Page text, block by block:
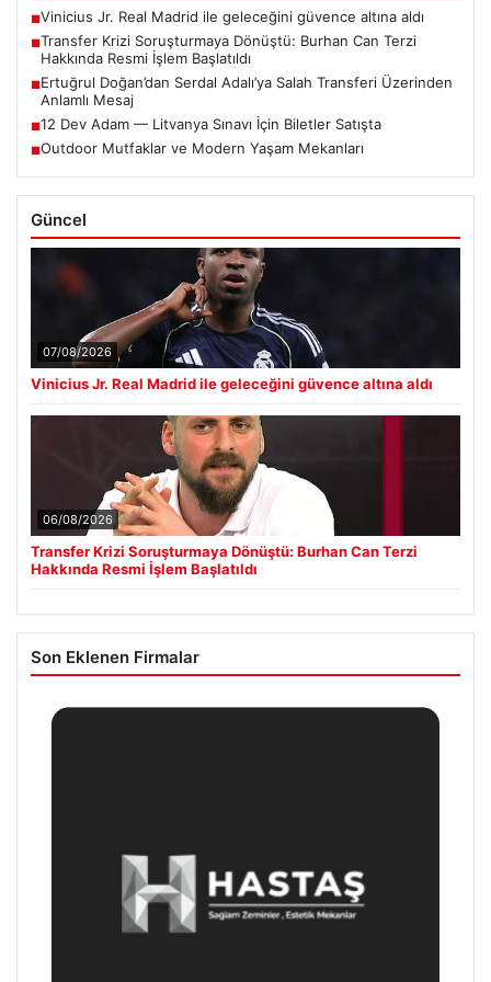
■Vinicius Jr. Real Madrid ile geleceğini güvence altına aldı
■Transfer Krizi Soruşturmaya Dönüştü: Burhan Can Terzi
Hakkında Resmi İşlem Başlatıldı
■Ertuğrul Doğan’dan Serdal Adalı’ya Salah Transferi Üzerinden
Anlamlı Mesaj
■12 Dev Adam — Litvanya Sınavı İçin Biletler Satışta
■Outdoor Mutfaklar ve Modern Yaşam Mekanları
Güncel
07/08/2026
Vinicius Jr. Real Madrid ile geleceğini güvence altına aldı
06/08/2026
Transfer Krizi Soruşturmaya Dönüştü: Burhan Can Terzi
Hakkında Resmi İşlem Başlatıldı
Son Eklenen Firmalar